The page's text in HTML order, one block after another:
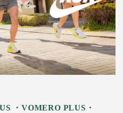
・VOMERO PLUS・